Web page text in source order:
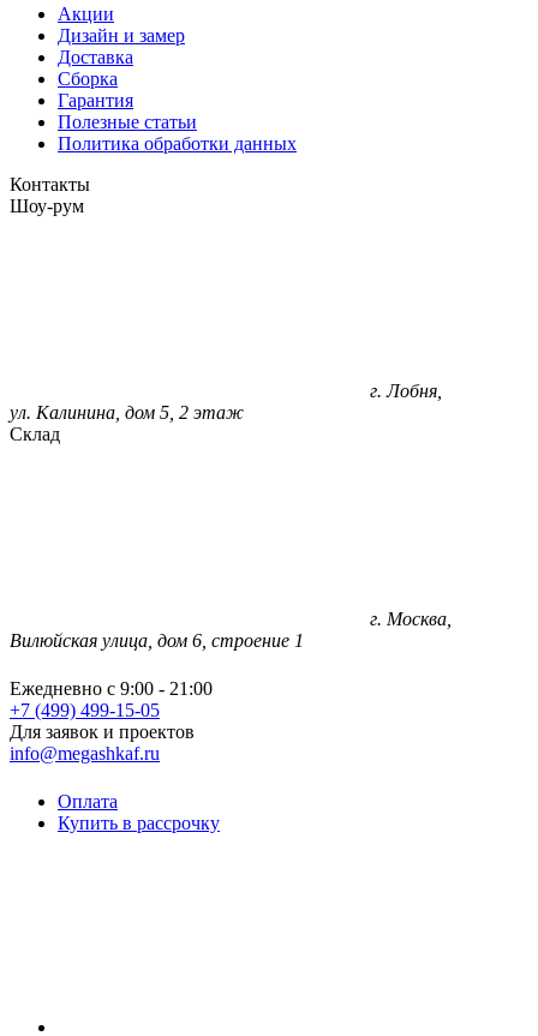
Акции
Дизайн и замер
Доставка
Сборка
Гарантия
Полезные статьи
Политика обработки данных
Контакты
Шоу-рум
г. Лобня,
ул. Калинина, дом 5, 2 этаж
Склад
г. Москва,
Вилюйская улица, дом 6, строение 1
Ежедневно с 9:00 - 21:00
+7 (499) 499-15-05
Для заявок и проектов
info@megashkaf.ru
Оплата
Купить в рассрочку